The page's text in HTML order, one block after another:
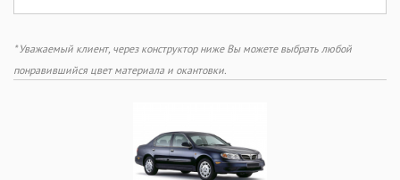
* Уважаемый клиент, через конструктор ниже Вы можете выбрать любой
понравившийся цвет материала и окантовки.